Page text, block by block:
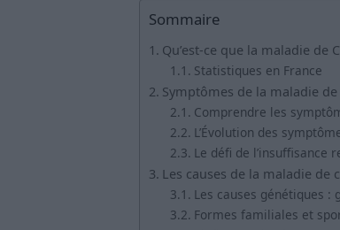
Sommaire
Qu’est-ce que la maladie de
Statistiques en France
Symptômes de la maladie
Comprendre les
L’Évolution des
Le défi de l’insuffisance
Les causes de la maladie de
Les causes génétiques
Formes familiales et